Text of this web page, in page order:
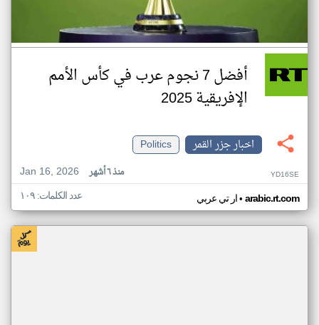
أفضل 7 نجوم عرب في كأس الأمم
الإفريقية 2025
اخبار جزر القمر
Politics
Jan 16, 2026
منذ ٦ أشهر YD16SE
ار تي عربي• arabic.rt.com عدد الكلمات: ١٠٩